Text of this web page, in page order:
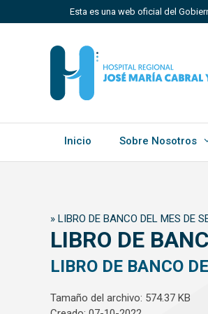
al
Esta es una web oficial del
Un sitio .gob.do, .gov.do o
Estado dominicano.
Inicio Sobre Nosotros
» LIBRO DE BANCO DEL MES DE
LIBRO DE
LIBRO DE BANCO
Tamaño del archivo: 574.37 KB